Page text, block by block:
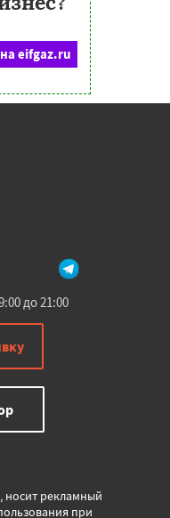
eifgaz.ru
до 21:00
носит рекламный
при